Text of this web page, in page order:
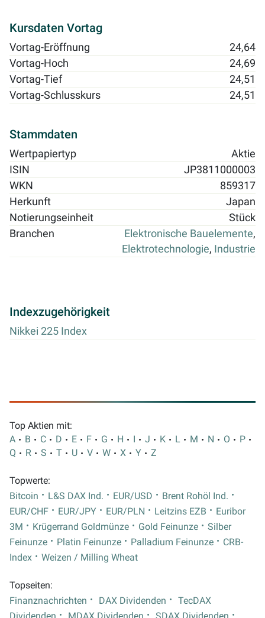
Kursdaten Vortag
Vortag-Eröffnung
24,64
Vortag-Hoch
24,69
Vortag-Tief
24,51
Vortag-Schlusskurs
24,51
Stammdaten
Wertpapiertyp
Aktie
ISIN
JP3811000003
WKN
859317
Herkunft
Japan
Notierungseinheit
Stück
Branchen
Elektronische Bauelemente,
Elektrotechnologie, Industrie
Indexzugehörigkeit
Nikkei 225 Index
Top Aktien mit:
A
B C D E F G H I J K L M N O
P
Q
R S T U V W X Y Z
Topwerte:
Bitcoin
L&S DAX Ind. EUR/USD
Brent Rohöl Ind.
EUR/CHF
EUR/JPY EUR/PLN Leitzins EZB
Euribor
3M
Krügerrand Goldmünze Gold Feinunze
Silber
Feinunze
Platin Feinunze Palladium Feinunze
CRB-
Index
Weizen / Milling Wheat
Topseiten:
Finanznachrichten
DAX Dividenden
TecDAX